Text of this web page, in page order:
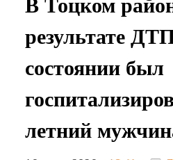
результате
состоянии был
летний